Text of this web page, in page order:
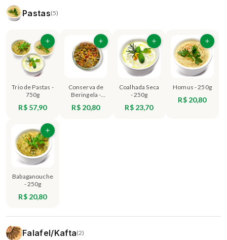
Pastas(5)
Trio de Pastas -
750g
R$ 57,90
Conserva de
Beringela -
250g
R$ 20,80
Coalhada Seca
- 250g
R$ 23,70
Homus - 250g
R$ 20,80
Babaganouche
- 250g
R$ 20,80
Falafel/Kafta(2)